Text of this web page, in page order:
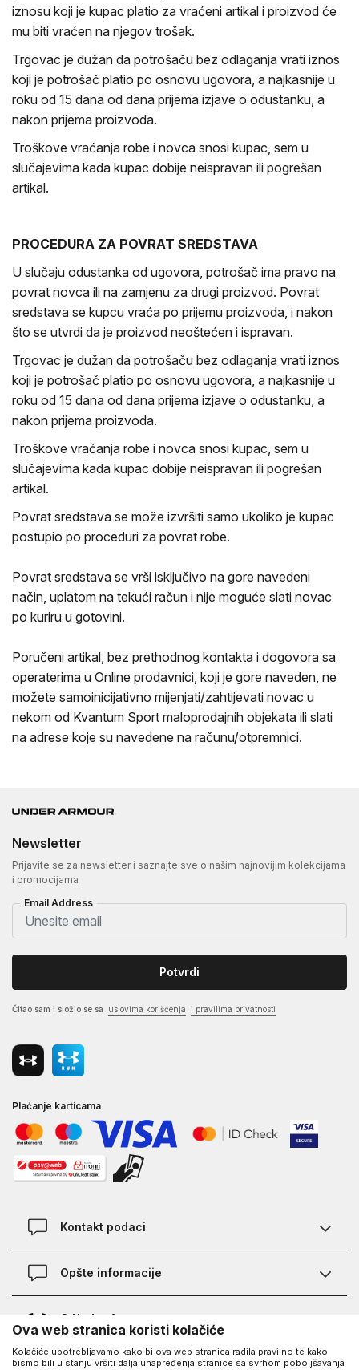
iznosu koji je kupac platio za vraćeni artikal i proizvod će
mu biti vraćen na njegov trošak.
Trgovac je dužan da potrošaču bez odlaganja vrati iznos
koji je potrošač platio po osnovu ugovora, a najkasnije u
roku od 15 dana od dana prijema izjave o odustanku, a
nakon prijema proizvoda.
Troškove vraćanja robe i novca snosi kupac, sem u
slučajevima kada kupac dobije neispravan ili pogrešan
artikal.
PROCEDURA ZA POVRAT SREDSTAVA
U slučaju odustanka od ugovora, potrošač ima pravo na
povrat novca ili na zamjenu za drugi proizvod. Povrat
sredstava se kupcu vraća po prijemu proizvoda, i nakon
što se utvrdi da je proizvod neoštećen i ispravan.
Trgovac je dužan da potrošaču bez odlaganja vrati iznos
koji je potrošač platio po osnovu ugovora, a najkasnije u
roku od 15 dana od dana prijema izjave o odustanku, a
nakon prijema proizvoda.
Troškove vraćanja robe i novca snosi kupac, sem u
slučajevima kada kupac dobije neispravan ili pogrešan
artikal.
Povrat sredstava se može izvršiti samo ukoliko je kupac
postupio po proceduri za povrat robe.
Povrat sredstava se vrši isključivo na gore navedeni
način, uplatom na tekući račun i nije moguće slati novac
po kuriru u gotovini.
Poručeni artikal, bez prethodnog kontakta i dogovora sa
operaterima u Online prodavnici, koji je gore naveden, ne
možete samoinicijativno mijenjati/zahtijevati novac u
nekom od Kvantum Sport maloprodajnih objekata ili slati
na adrese koje su navedene na računu/otpremnici.
Newsletter
Prijavite se za newsletter i saznajte sve o našim najnovijim kolekcijama
i promocijama
Email Address
Potvrdi
Čitao sam i složio se sa uslovima korišćenja i pravilima privatnosti
Plaćanje karticama
Kontakt podaci
Kontakt
Opšte informacije
Provjera statusa porudžbine
Najčešća pitanja
O Under Armour-u
O nama - priča o UA
UA Social
Ova web stranica koristi kolačiće
Kolačiće upotrebljavamo kako bi ova web stranica radila pravilno te kako
bismo bili u stanju vršiti dalja unapređenja stranice sa svrhom poboljšavanja